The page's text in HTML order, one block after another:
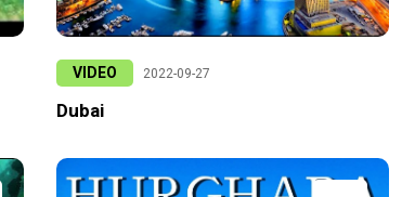
VIDEO 2022-09-27
Dubai